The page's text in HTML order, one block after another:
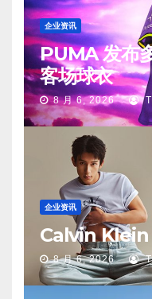
企业资讯
PUMA 发布
客场球衣
8 月 6, 2026
企业资讯
Calvin Klein
8 月 6, 2026